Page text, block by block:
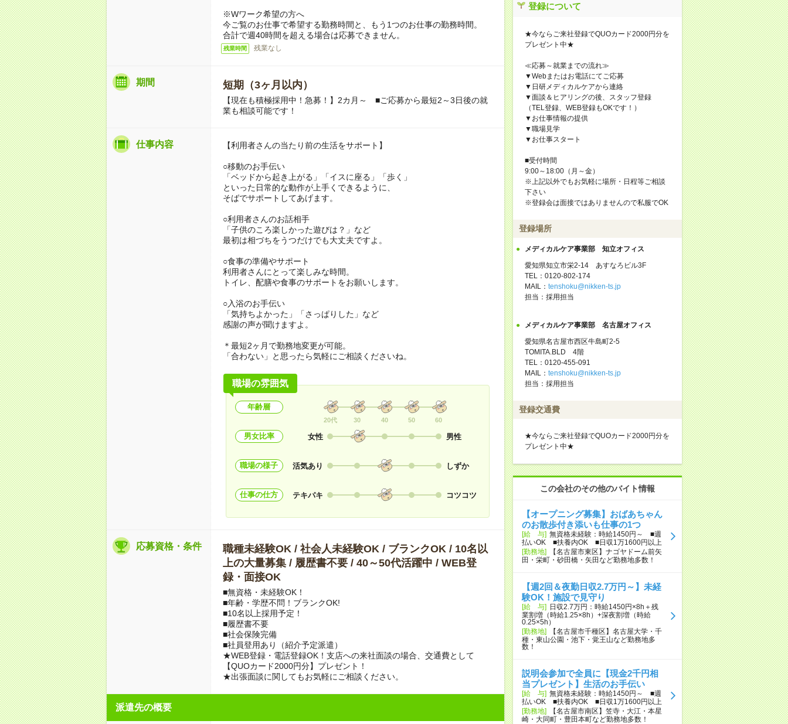
※Wワーク希望の方へ
今ご覧のお仕事で希望する勤務時間と、もう1つのお仕事の勤務時間。
合計で週40時間を超える場合は応募できません。
残業時間 残業なし
期間 短期（3ヶ月以内）
【現在も積極採用中！急募！】2カ月～ ■ご応募から最短2～3日後の就
業も相談可能です！
仕事内容 【利用者さんの当たり前の生活をサポート】
○移動のお手伝い
「ベッドから起き上がる」「イスに座る」「歩く」
といった日常的な動作が上手くできるように、
そばでサポートしてあげます。
○利用者さんのお話相手
「子供のころ楽しかった遊びは？」など
最初は相づちをうつだけでも大丈夫ですよ。
○食事の準備やサポート
利用者さんにとって楽しみな時間。
トイレ、配膳や食事のサポートをお願いします。
○入浴のお手伝い
「気持ちよかった」「さっぱりした」など
感謝の声が聞けますよ。
＊最短2ヶ月で勤務地変更が可能。
「合わない」と思ったら気軽にご相談くださいね。
職場の雰囲気
年齢層
20代 30 40 50 60
男女比率 女性 男性
職場の様子 活気あり しずか
仕事の仕方 テキパキ コツコツ
応募資格・条件
職種未経験OK / 社会人未経験OK / ブランクOK / 10名以
上の大量募集 / 履歴書不要 / 40～50代活躍中 / WEB登
録・面接OK
■無資格・未経験OK！
■年齢・学歴不問！ブランクOK!
■10名以上採用予定！
■履歴書不要
■社会保険完備
■社員登用あり（紹介予定派遣）
★WEB登録・電話登録OK！支店への来社面談の場合、交通費として
【QUOカード2000円分】プレゼント！
★出張面談に関してもお気軽にご相談ください。
派遣先の概要
登録について
★今ならご来社登録でQUOカード2000円分を
プレゼント中★
≪応募～就業までの流れ≫
▼Webまたはお電話にてご応募
▼日研メディカルケアから連絡
▼面談＆ヒアリングの後、スタッフ登録
（TEL登録、WEB登録もOKです！）
▼お仕事情報の提供
▼職場見学
▼お仕事スタート
■受付時間
9:00～18:00（月～金）
※上記以外でもお気軽に場所・日程等ご相談
下さい
※登録会は面接ではありませんので私服でOK
登録場所
メディカルケア事業部 知立オフィス
愛知県知立市栄2-14 あすなろビル3F
TEL：0120-802-174
MAIL： tenshoku@nikken-ts.jp
担当：採用担当
メディカルケア事業部 名古屋オフィス
愛知県名古屋市西区牛島町2-5
TOMITA.BLD 4階
TEL：0120-455-091
MAIL： tenshoku@nikken-ts.jp
担当：採用担当
登録交通費
★今ならご来社登録でQUOカード2000円分を
プレゼント中★
この会社のその他のバイト情報
【オープニング募集】おばあちゃん
のお散歩付き添いも仕事の1つ
[給 与] 無資格未経験：時給1450円～ ■週
払いOK ■扶養内OK ■日収1万1600円以上
[勤務地]
【名古屋市東区】ナゴヤドーム前矢
田・栄町・砂田橋・矢田など勤務地多数！
【週2回＆夜勤日収2.7万円～】未経
験OK！施設で見守り
[給 与] 日収2.7万円：時給1450円×8h＋残
業割増（時給1.25×8h）+深夜割増（時給
0.25×5h）
[勤務地]
【名古屋市千種区】名古屋大学・千
種・東山公園・池下・覚王山など勤務地多
数！
説明会参加で全員に【現金2千円相
当プレゼント】生活のお手伝い
[給 与] 無資格未経験：時給1450円～ ■週
払いOK ■扶養内OK ■日収1万1600円以上
[勤務地]
【名古屋市南区】笠寺・大江・本星
崎・大同町・豊田本町など勤務地多数！